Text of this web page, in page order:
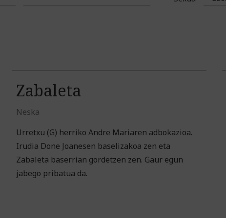
Zabaleta
Neska
Urretxu (G) herriko Andre Mariaren adbokazioa.
Irudia Done Joanesen baselizakoa zen eta
Zabaleta baserrian gordetzen zen. Gaur egun
jabego pribatua da.